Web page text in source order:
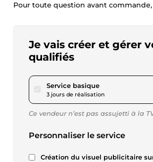
Pour toute question avant
Je vais créer et gérer
qualifiés
Service basiquepour 17,34 $US
3 jours de réalisation
Ce vendeur n’est pas assujetti à la
Personnaliser le service
Création du visuel publicitaire